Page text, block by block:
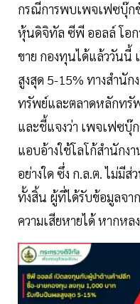
กรณีการพบเพจเฟซบุ๊ก
หุ้นดิจิทัล ซีพี ออลล์ โอ
ขาย กองทุนได้แล้ววันนี้
สูงสุด 5-15% ทางสำนั
ทรัพย์และตลาดหลักทรั
และชี้แจงว่า เพจเฟซบุ๊
แอบอ้างใช้โลโก้สำนักง
อย่างใด ซึ่ง ก.ล.ต. ไม่มีส่
ทั้งสิ้น ผู้ที่ได้รับข้อมูลจา
ความเสียหายได้ หากหล